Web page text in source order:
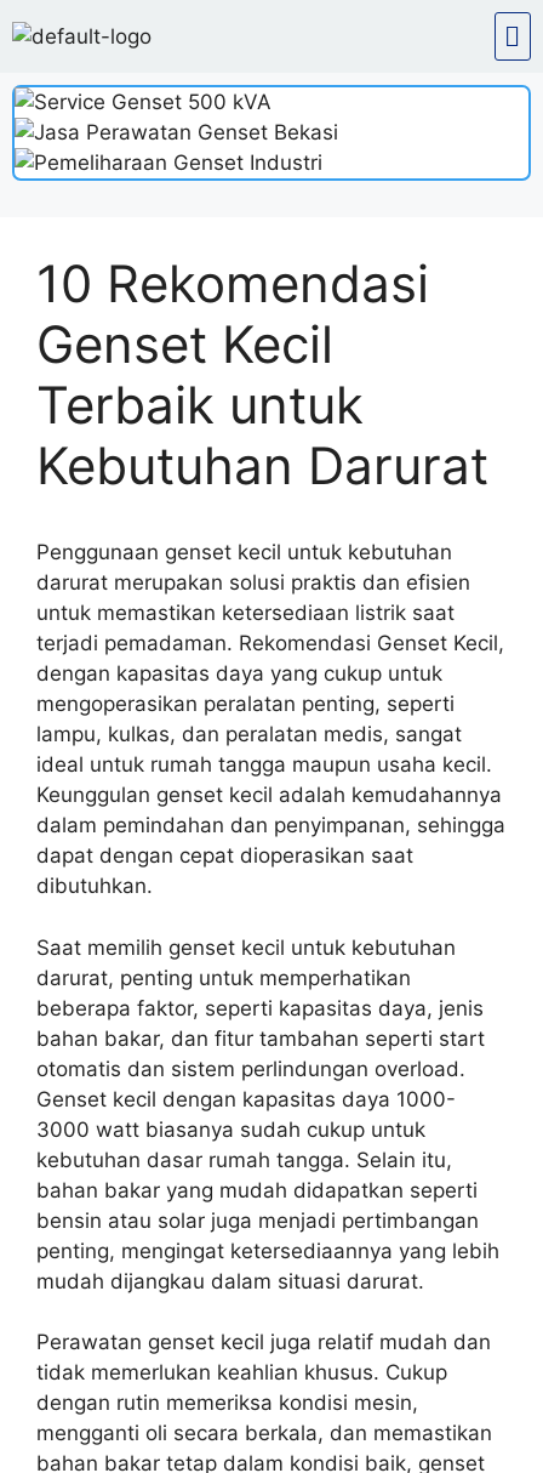
10 Rekomendasi
Genset Kecil
Terbaik untuk
Kebutuhan Darurat
Penggunaan genset kecil untuk kebutuhan
darurat merupakan solusi praktis dan efisien
untuk memastikan ketersediaan listrik saat
terjadi pemadaman. Rekomendasi Genset Kecil,
dengan kapasitas daya yang cukup untuk
mengoperasikan peralatan penting, seperti
lampu, kulkas, dan peralatan medis, sangat
ideal untuk rumah tangga maupun usaha kecil.
Keunggulan genset kecil adalah kemudahannya
dalam pemindahan dan penyimpanan, sehingga
dapat dengan cepat dioperasikan saat
dibutuhkan.
Saat memilih genset kecil untuk kebutuhan
darurat, penting untuk memperhatikan
beberapa faktor, seperti kapasitas daya, jenis
bahan bakar, dan fitur tambahan seperti start
otomatis dan sistem perlindungan overload.
Genset kecil dengan kapasitas daya 1000-
3000 watt biasanya sudah cukup untuk
kebutuhan dasar rumah tangga. Selain itu,
bahan bakar yang mudah didapatkan seperti
bensin atau solar juga menjadi pertimbangan
penting, mengingat ketersediaannya yang lebih
mudah dijangkau dalam situasi darurat.
Perawatan genset kecil juga relatif mudah dan
tidak memerlukan keahlian khusus. Cukup
dengan rutin memeriksa kondisi mesin,
mengganti oli secara berkala, dan memastikan
bahan bakar tetap dalam kondisi baik, genset